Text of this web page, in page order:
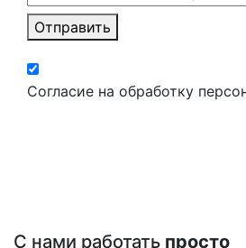
Отправить
Согласие на обработку
С нами работать просто